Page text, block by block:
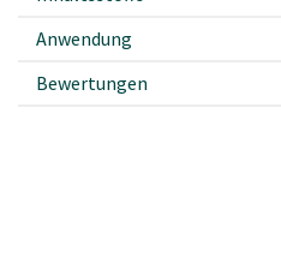
Anwendung
Bewertungen